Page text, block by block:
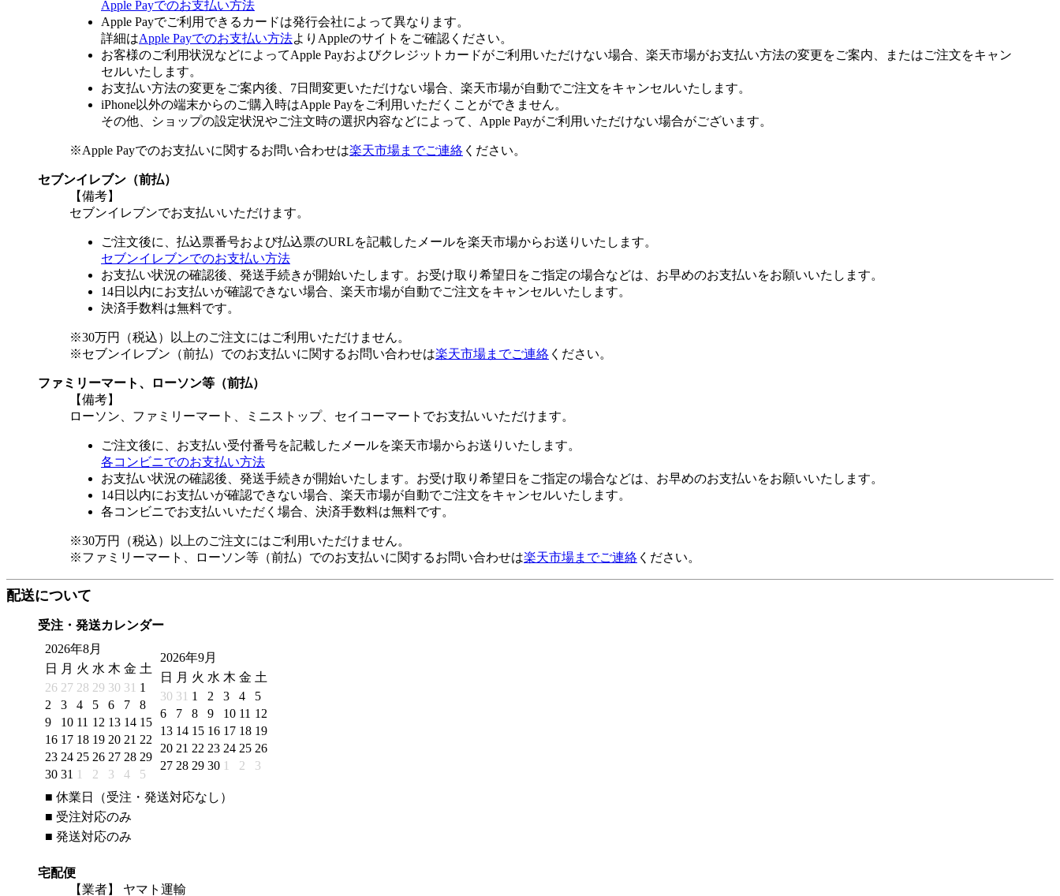
Apple Payでのお支払い方法
Apple Payでご利用できるカードは発行会社によって異なります。
詳細はApple Payでのお支払い方法よりAppleのサイトをご確認ください。
お客様のご利用状況などによってApple Payおよびクレジットカードがご利用いただけない場合、楽天市場がお支払い方法の変更をご案内、またはご注文をキャン
セルいたします。
お支払い方法の変更をご案内後、7日間変更いただけない場合、楽天市場が自動でご注文をキャンセルいたします。
iPhone以外の端末からのご購入時はApple Payをご利用いただくことができません。
その他、ショップの設定状況やご注文時の選択内容などによって、Apple Payがご利用いただけない場合がございます。
※Apple Payでのお支払いに関するお問い合わせは楽天市場までご連絡 ください。
セブンイレブン（前払）
【備考】
セブンイレブンでお支払いいただけます。
ご注文後に、払込票番号および払込票のURLを記載したメールを楽天市場からお送りいたします。
セブンイレブンでのお支払い方法
お支払い状況の確認後、発送手続きが開始いたします。お受け取り希望日をご指定の場合などは、お早めのお支払いをお願いいたします。
14日以内にお支払いが確認できない場合、楽天市場が自動でご注文をキャンセルいたします。
決済手数料は無料です。
※30万円（税込）以上のご注文にはご利用いただけません。
※セブンイレブン（前払）でのお支払いに関するお問い合わせは楽天市場までご連絡 ください。
ファミリーマート、ローソン等（前払）
【備考】
ローソン、ファミリーマート、ミニストップ、セイコーマートでお支払いいただけます。
ご注文後に、お支払い受付番号を記載したメールを楽天市場からお送りいたします。
各コンビニでのお支払い方法
お支払い状況の確認後、発送手続きが開始いたします。お受け取り希望日をご指定の場合などは、お早めのお支払いをお願いいたします。
14日以内にお支払いが確認できない場合、楽天市場が自動でご注文をキャンセルいたします。
各コンビニでお支払いいただく場合、決済手数料は無料です。
※30万円（税込）以上のご注文にはご利用いただけません。
※ファミリーマート、ローソン等（前払）でのお支払いに関するお問い合わせは楽天市場までご連絡 ください。
配送について
受注・発送カレンダー
2026年8月
日
月 火 水 木 金 土
26 27 28 29 30 31 1
2
3 4 5 6 7
8
9
10 11 12 13 14 15
16 17 18 19 20 21 22
23 24 25 26 27 28 29
30 31 1 2 3 4 5
2026年9月
日
月 火 水 木 金 土
30 31 1 2 3 4
5
6
7 8 9 10 11 12
13 14 15 16 17 18 19
20 21 22 23 24 25 26
27 28 29 30 1 2 3
■ 休業日（受注・発送対応なし）
■ 受注対応のみ
■ 発送対応のみ
宅配便
【業者】 ヤマト運輸